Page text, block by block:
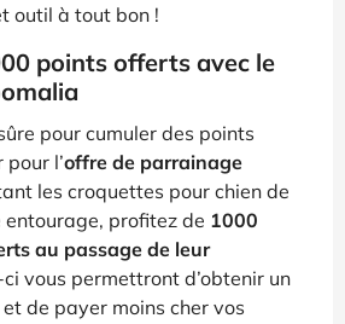
outil à tout bon !
points offerts avec le
pour cumuler des points
l’offre de parrainage
les croquettes pour chien de
profitez de 1000
au passage de leur
ci vous permettront d’obtenir un
et de payer moins cher vos